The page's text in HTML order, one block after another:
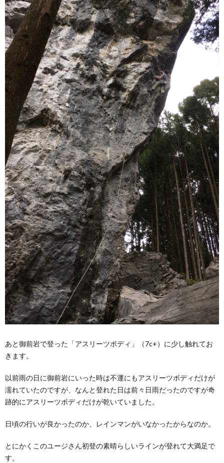
あと御前岩で登った「アスリーツボディ」（7c+）に少し触れてお
きます。
以前雨の日に御前岩にいった時は不運にもアスリーツボディだけが
濡れていたのですが、なんと登れた日は前々日雨だったのですが奇
跡的にアスリーツボディだけが乾いていました。
日頃の行いが良かったのか、レインマンがいなかったからなのか。
とにかくこのユージさん初登の素晴らしいラインが登れて大満足で
す。